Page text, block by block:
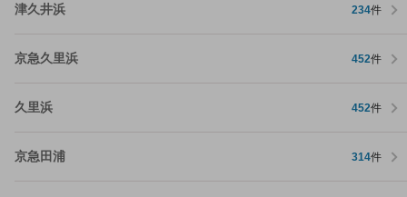
津久井浜 234件
京急久里浜 452件
久里浜 452件
京急田浦 314件